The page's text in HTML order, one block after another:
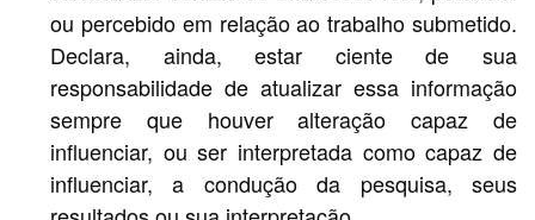
ou percebido em relação ao trabalho submetido.
Declara, ainda, estar ciente de sua
responsabilidade de atualizar essa informação
sempre que houver alteração capaz de
influenciar, ou ser interpretada como capaz de
influenciar, a condução da pesquisa, seus